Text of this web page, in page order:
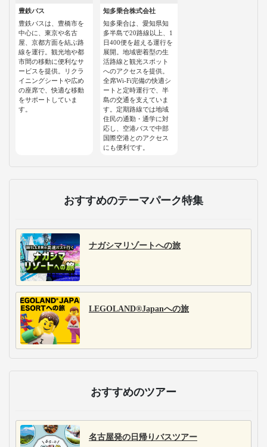
豊鉄バス
豊鉄バスは、豊橋市を
中心に、東京や名古
屋、京都方面を結ぶ路
線を運行。観光地や都
市間の移動に便利なサ
ービスを提供。リクラ
イニングシートや広め
の座席で、快適な移動
をサポートしていま
す。
知多乗合株式会社
知多乗合は、愛知県知
多半島で20路線以上、1
日400便を超える運行を
展開。地域密着型の生
活路線と観光スポット
へのアクセスを提供。
全席Wi-Fi完備の快適シ
ートと定時運行で、半
島の交通を支えていま
す。定期路線では地域
住民の通勤・通学に対
応し、空港バスで中部
国際空港とのアクセス
にも便利です。
おすすめのテーマパーク特集
ナガシマリゾートへの旅
LEGOLAND®Japanへの旅
おすすめのツアー
名古屋発の日帰りバスツアー